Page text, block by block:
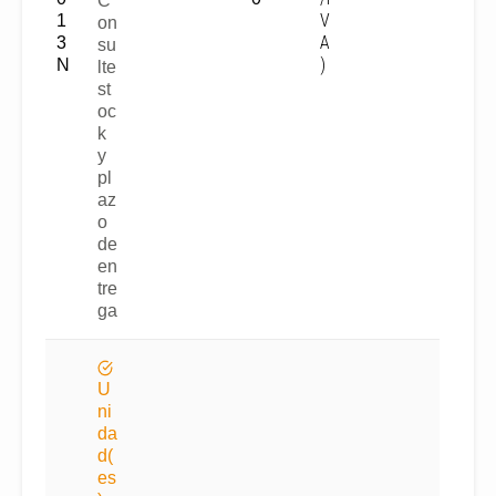
1
3
N
on
su
lte
st
oc
k
y
pl
az
o
de
en
tre
ga
V
A
)
U
ni
da
d(
es